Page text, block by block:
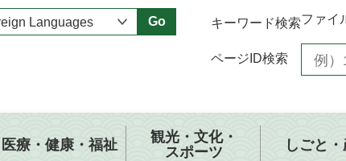
Go キーワード検索ファイ
ページID検索
医療・健康・福祉
観光・文化・
スポーツ
しごと